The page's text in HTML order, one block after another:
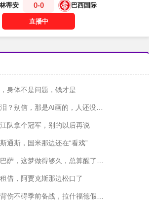
蒂安
0-0 巴西国际
直播中
身体不是问题，钱才是
别信，那是AI画的，人还没签字呢
队拿个冠军，别的以后再说
通斯，国米那边还在“看戏”
梦做得够久，总算醒了？不对，是成了！
借，阿贾克斯那边松口了
季前备战，拉什福德假期结束也快归队了